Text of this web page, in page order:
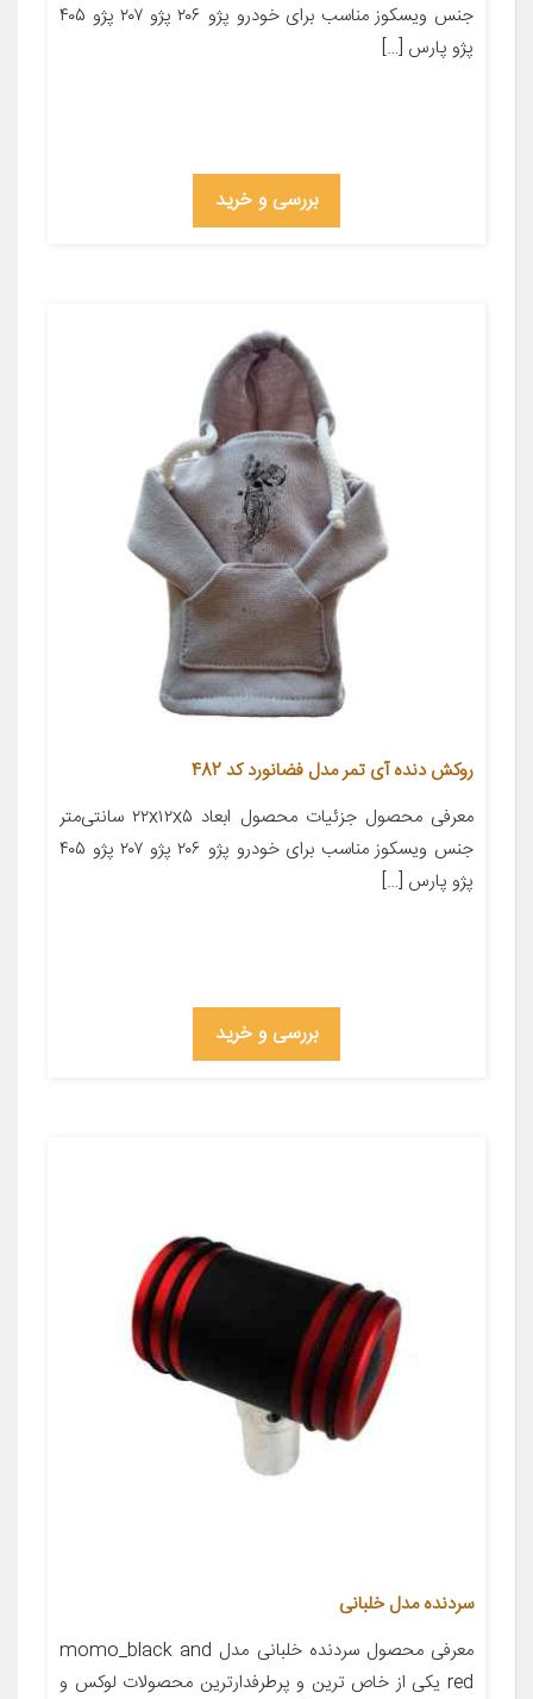
جنس ویسکوز مناسب برای خودرو پژو ۲۰۶ پژو ۲۰۷ پژو ۴۰۵
پژو پارس […]
بررسی و خرید
روکش دنده آی تمر مدل فضانورد کد 482
معرفی محصول جزئیات محصول ابعاد ۲۲x۱۲x۵ سانتی‌متر
جنس ویسکوز مناسب برای خودرو پژو ۲۰۶ پژو ۲۰۷ پژو ۴۰۵
پژو پارس […]
بررسی و خرید
سردنده مدل خلبانی
معرفی محصول سردنده خلبانی مدل momo_black and
red یکی از خاص ترین و پرطرفدارترین محصولات لوکس و